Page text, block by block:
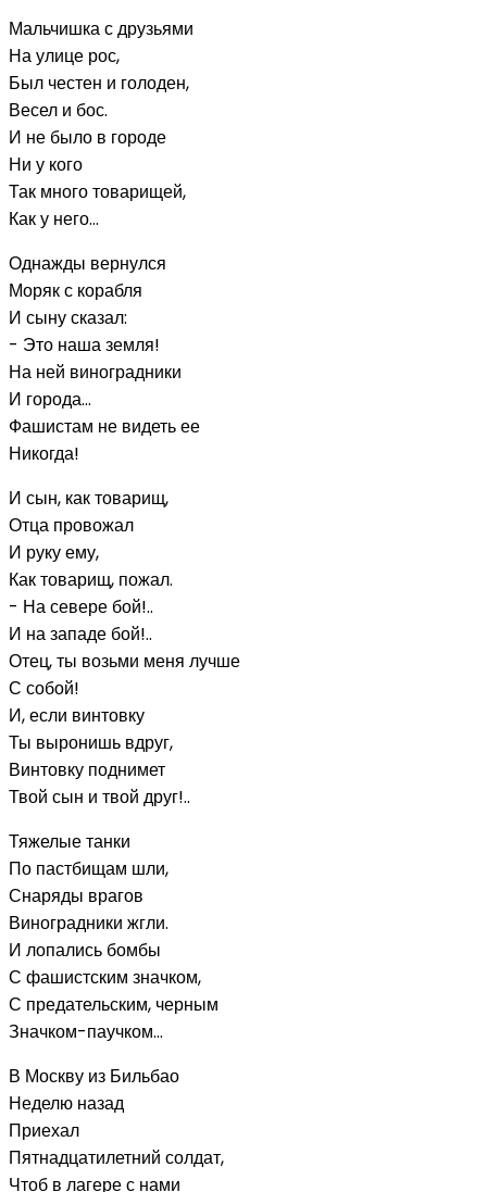
Мальчишка с друзьями
На улице рос,
Был честен и голоден,
Весел и бос.
И не было в городе
Ни у кого
Так много товарищей,
Как у него...
Однажды вернулся
Моряк с корабля
И сыну сказал:
- Это наша земля!
На ней виноградники
И города...
Фашистам не видеть ее
Никогда!
И сын, как товарищ,
Отца провожал
И руку ему,
Как товарищ, пожал.
- На севере бой!..
И на западе бой!..
Отец, ты возьми меня лучше
С собой!
И, если винтовку
Ты выронишь вдруг,
Винтовку поднимет
Твой сын и твой друг!..
Тяжелые танки
По пастбищам шли,
Снаряды врагов
Виноградники жгли.
И лопались бомбы
С фашистским значком,
С предательским, черным
Значком-паучком...
В Москву из Бильбао
Неделю назад
Приехал
Пятнадцатилетний солдат,
Чтоб в лагере с нами